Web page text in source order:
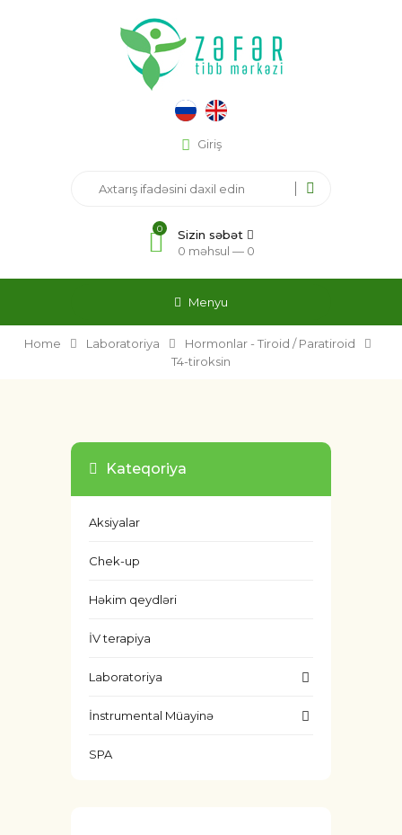
Giriş
0
Sizin səbət
0 məhsul — 0
Menyu
Home Laboratoriya
Hormonlar - Tiroid / Paratiroid
T4-tiroksin
Kateqoriya
Aksiyalar
Chek-up
Həkim qeydləri
İV terapiya
Laboratoriya
İnstrumental Müayinə
SPA